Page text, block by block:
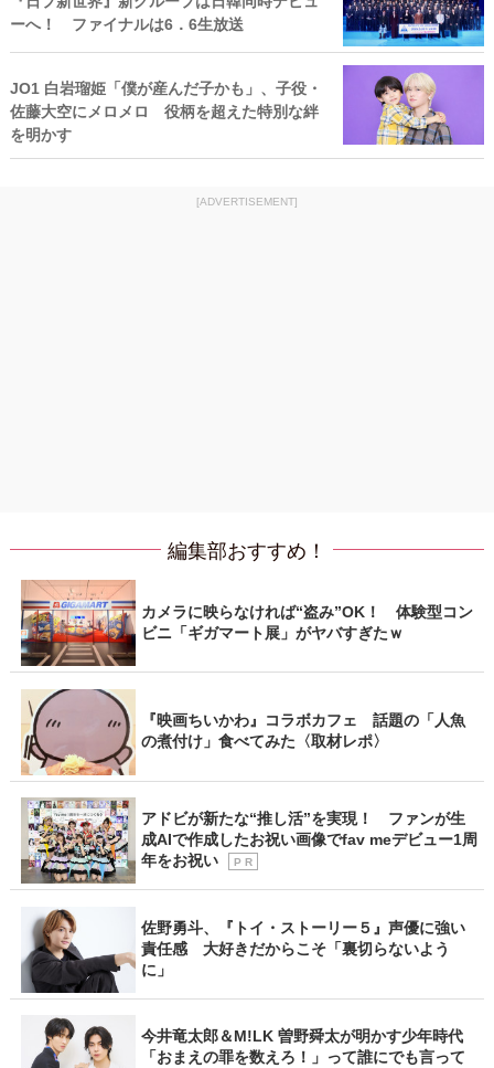
ーへ！ ファイナルは6．6生放送
JO1 白岩瑠姫「僕が産んだ子かも」、子役・
佐藤大空にメロメロ 役柄を超えた特別な絆
を明かす
[ADVERTISEMENT]
編集部おすすめ！
カメラに映らなければ“盗み”OK！ 体験型コン
ビニ「ギガマート展」がヤバすぎたｗ
『映画ちいかわ』コラボカフェ 話題の「人魚
の煮付け」食べてみた〈取材レポ〉
アドビが新たな“推し活”を実現！ ファンが生
成AIで作成したお祝い画像でfav meデビュー1周
年をお祝い
P R
佐野勇斗、『トイ・ストーリー５』声優に強い
責任感 大好きだからこそ「裏切らないよう
に」
今井竜太郎＆M!LK 曽野舜太が明かす少年時代
「おまえの罪を数えろ！」って誰にでも言って